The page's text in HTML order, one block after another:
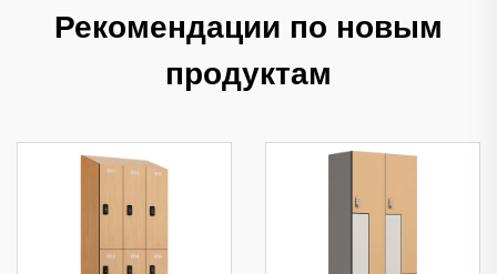
Рекомендации по новым
продуктам